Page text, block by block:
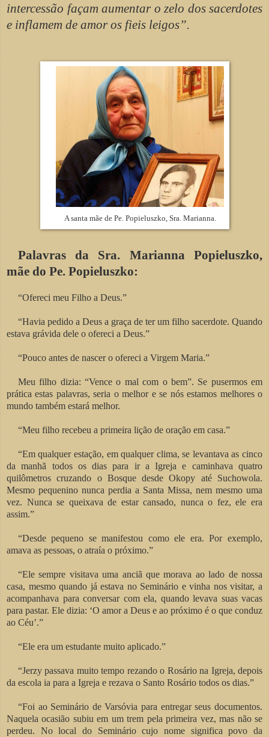
intercessão façam aumentar o zelo dos sacerdotes
e inflamem de amor os fieis leigos”.
A santa mãe de Pe. Popieluszko, Sra. Marianna.
Palavras da Sra. Marianna Popieluszko,
mãe do Pe. Popieluszko:
“Ofereci meu Filho a Deus.”
“Havia pedido a Deus a graça de ter um filho sacerdote. Quando
estava grávida dele o ofereci a Deus.”
“Pouco antes de nascer o ofereci a Virgem Maria.”
Meu filho dizia: “Vence o mal com o bem”. Se pusermos em
prática estas palavras, seria o melhor e se nós estamos melhores o
mundo também estará melhor.
“Meu filho recebeu a primeira lição de oração em casa.”
“Em qualquer estação, em qualquer clima, se levantava as cinco
da manhã todos os dias para ir a Igreja e caminhava quatro
quilômetros cruzando o Bosque desde Okopy até Suchowola.
Mesmo pequenino nunca perdia a Santa Missa, nem mesmo uma
vez. Nunca se queixava de estar cansado, nunca o fez, ele era
assim.”
“Desde pequeno se manifestou como ele era. Por exemplo,
amava as pessoas, o atraía o próximo.”
“Ele sempre visitava uma anciã que morava ao lado de nossa
casa, mesmo quando já estava no Seminário e vinha nos visitar, a
acompanhava para conversar com ela, quando levava suas vacas
para pastar. Ele dizia: ‘O amor a Deus e ao próximo é o que conduz
ao Céu’.”
“Ele era um estudante muito aplicado.”
“Jerzy passava muito tempo rezando o Rosário na Igreja, depois
da escola ia para a Igreja e rezava o Santo Rosário todos os dias.”
“Foi ao Seminário de Varsóvia para entregar seus documentos.
Naquela ocasião subiu em um trem pela primeira vez, mas não se
perdeu. No local do Seminário cujo nome significa povo da